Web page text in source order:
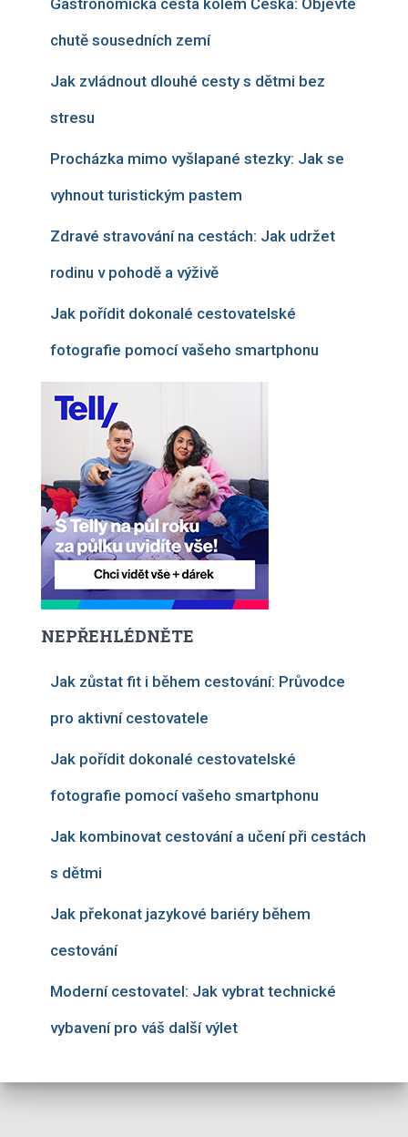
chutě sousedních zemí
Jak zvládnout dlouhé cesty s dětmi bez
stresu
Procházka mimo vyšlapané stezky: Jak se
vyhnout turistickým pastem
Zdravé stravování na cestách: Jak udržet
rodinu v pohodě a výživě
Jak pořídit dokonalé cestovatelské
fotografie pomocí vašeho smartphonu
NEPŘEHLÉDNĚTE
Jak zůstat fit i během cestování: Průvodce
pro aktivní cestovatele
Jak pořídit dokonalé cestovatelské
fotografie pomocí vašeho smartphonu
Jak kombinovat cestování a učení při cestách
s dětmi
Jak překonat jazykové bariéry během
cestování
Moderní cestovatel: Jak vybrat technické
vybavení pro váš další výlet